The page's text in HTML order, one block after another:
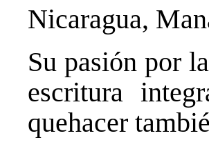
Nicaragua,
Su pasión por
escritura
quehacer